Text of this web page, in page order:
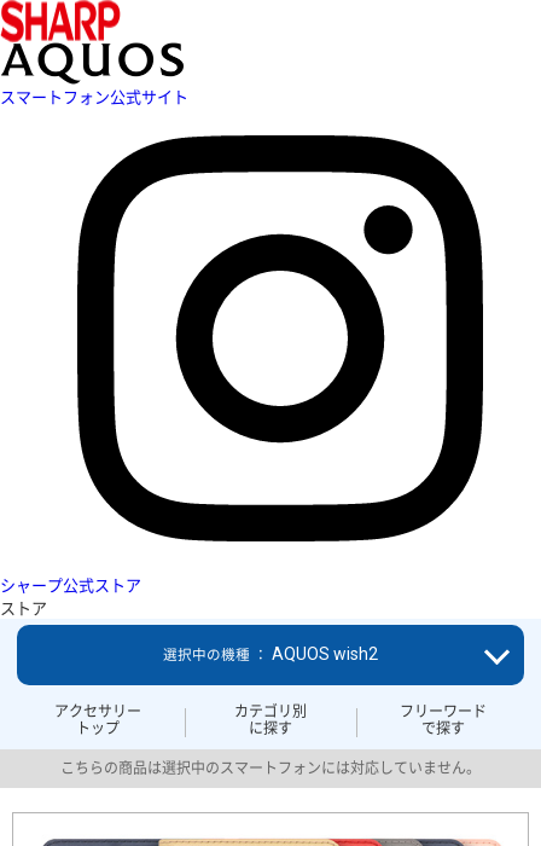
スマートフォン公式サイト
シャープ公式ストア
ストア
アクセサリー
トップ
カテゴリ別
に探す
フリーワード
で探す
選択中の機種 ： AQUOS wish2
こちらの商品は選択中のスマートフォンには対応していません。